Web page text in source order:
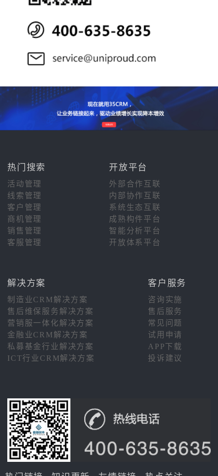
热门搜索 开放平台
活动管理
外部合作互联
线索管理
内部协作互联
客户管理
系统生态互联
商机管理
成熟构件平台
销售管理
智能分析平台
客服管理
开放体系平台
解决方案 客户服务
制造业CRM解决方案
咨询实施
售后维保服务解决方案
售后服务
营销服一体化解决方案
常见问题
金融业CRM解决方案
试用申请
私募基金行业解决方案
APP下载
ICT行业CRM解决方案
投诉建议